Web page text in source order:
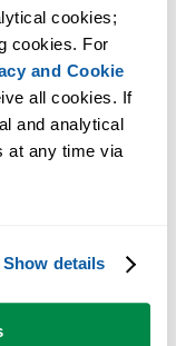
cookies;
cookies. For
and Cookie
all cookies. If
and analytical
at any time via
Show details